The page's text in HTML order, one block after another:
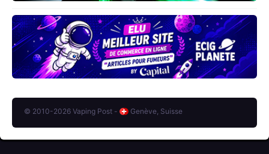
© 2010-2026 Vaping Post - Genève, Suisse